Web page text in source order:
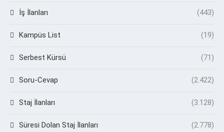
İş İlanları (443)
Kampüs List (19)
Serbest Kürsü (71)
Soru-Cevap (2.422)
Staj İlanları (3.128)
Süresi Dolan Staj İlanları (2.778)